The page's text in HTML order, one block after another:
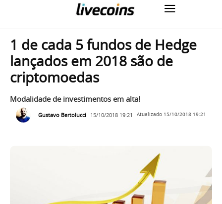
1 de cada 5 fundos de Hedge
lançados em 2018 são de
criptomoedas
Modalidade de investimentos em alta!
Gustavo Bertolucci 15/10/2018 19:21 Atualizado 15/10/2018 19:21